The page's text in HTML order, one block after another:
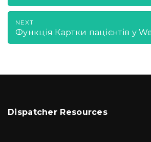
NEXT
Функція Картки пацієнтів у
Dispatcher Resources